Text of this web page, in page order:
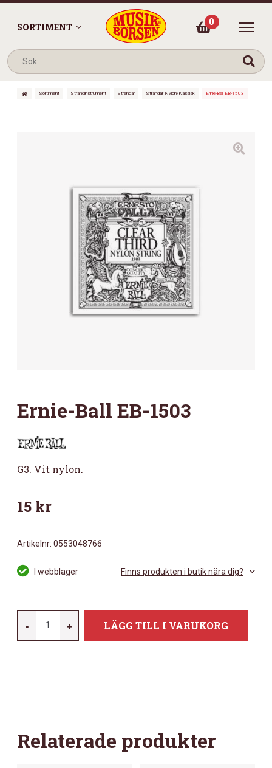
SORTIMENT 0
Sortiment Stränginstrument Strängar Strängar Nylon/Klassisk Ernie-Ball EB-1503
Ernie-Ball EB-1503
G3. Vit nylon.
15 kr
Artikelnr: 0553048766
I webblager Finns produkten i butik nära dig?
- + LÄGG TILL I VARUKORG
Relaterade produkter